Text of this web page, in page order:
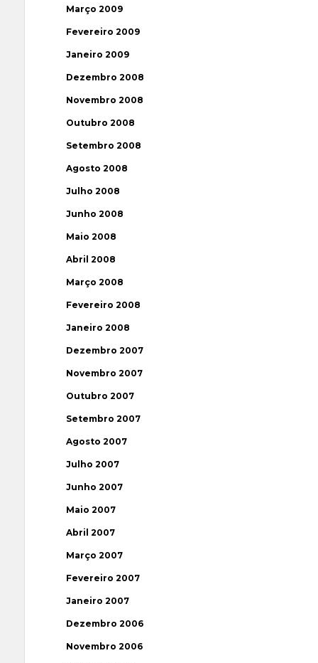
Março 2009
Fevereiro 2009
Janeiro 2009
Dezembro 2008
Novembro 2008
Outubro 2008
Setembro 2008
Agosto 2008
Julho 2008
Junho 2008
Maio 2008
Abril 2008
Março 2008
Fevereiro 2008
Janeiro 2008
Dezembro 2007
Novembro 2007
Outubro 2007
Setembro 2007
Agosto 2007
Julho 2007
Junho 2007
Maio 2007
Abril 2007
Março 2007
Fevereiro 2007
Janeiro 2007
Dezembro 2006
Novembro 2006